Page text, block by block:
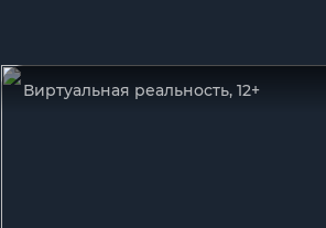
Виртуальная реальность, 12+